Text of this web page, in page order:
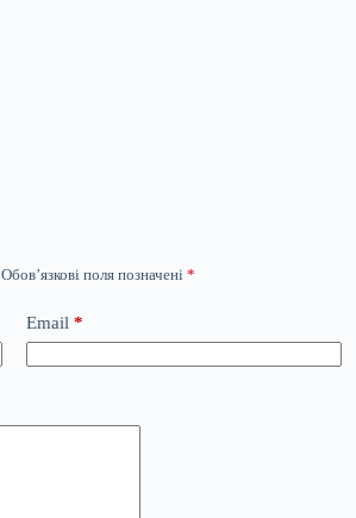
Обов’язкові поля позначені *
Email *